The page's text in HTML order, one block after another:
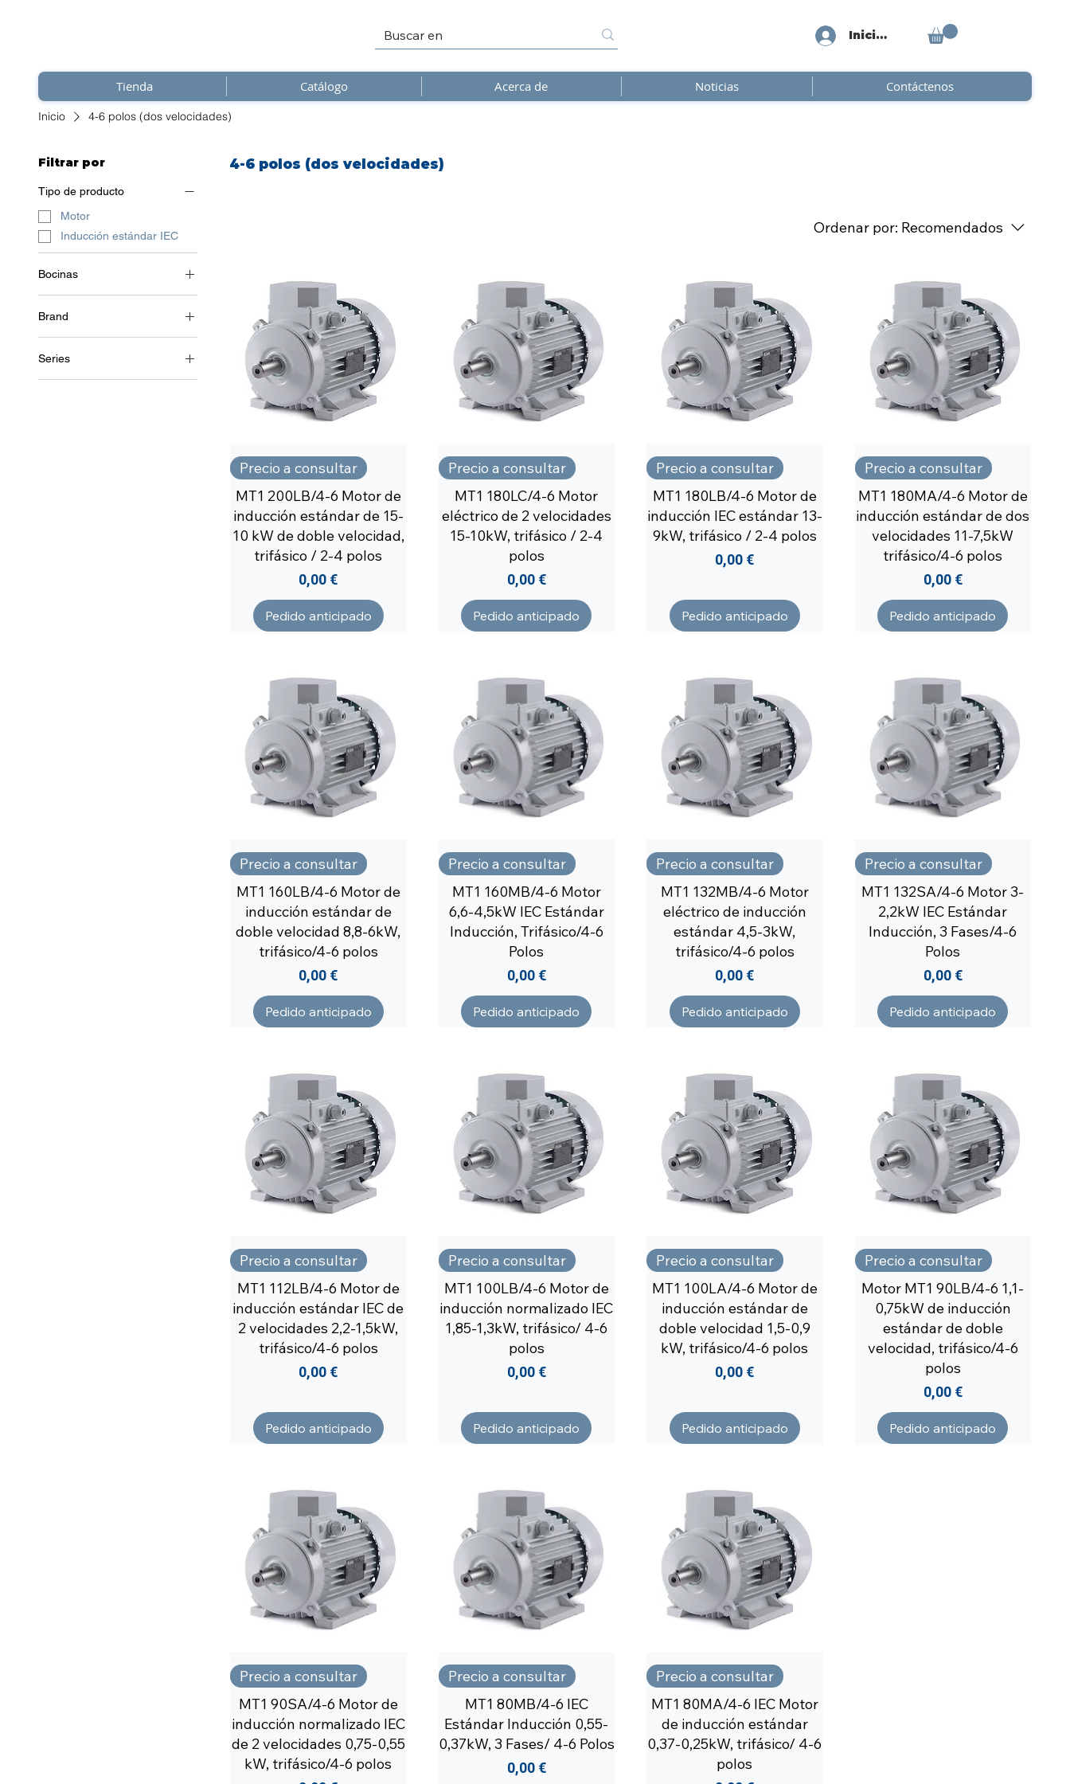
Iniciar sesión
Tienda Catálogo Acerca de Noticias Contáctenos
Inicio 4-6 polos (dos velocidades)
Filtrar por
Tipo de producto
Motor
Inducción estándar IEC
Bocinas
3~ (trifásico 400 V) / 50 Hz
Brand
Soga
Series
MT1/2
4-6 polos (dos velocidades)
Ordenar por: Recomendados
Precio a consultar
MT1 200LB/4-6 Motor de
inducción estándar de 15-
10 kW de doble velocidad,
trifásico / 2-4 polos
Precio
0,00 €
Pedido anticipado
Precio a consultar
MT1 180LC/4-6 Motor
eléctrico de 2 velocidades
15-10kW, trifásico / 2-4
polos
Precio
0,00 €
Pedido anticipado
Precio a consultar
MT1 180LB/4-6 Motor de
inducción IEC estándar 13-
9kW, trifásico / 2-4 polos
Precio
0,00 €
Pedido anticipado
Precio a consultar
MT1 180MA/4-6 Motor de
inducción estándar de dos
velocidades 11-7,5kW
trifásico/4-6 polos
Precio
0,00 €
Pedido anticipado
Precio a consultar
MT1 160LB/4-6 Motor de
inducción estándar de
doble velocidad 8,8-6kW,
trifásico/4-6 polos
Precio
0,00 €
Pedido anticipado
Precio a consultar
MT1 160MB/4-6 Motor
6,6-4,5kW IEC Estándar
Inducción, Trifásico/4-6
Polos
Precio
0,00 €
Pedido anticipado
Precio a consultar
MT1 132MB/4-6 Motor
eléctrico de inducción
estándar 4,5-3kW,
trifásico/4-6 polos
Precio
0,00 €
Pedido anticipado
Precio a consultar
MT1 132SA/4-6 Motor 3-
2,2kW IEC Estándar
Inducción, 3 Fases/4-6
Polos
Precio
0,00 €
Pedido anticipado
Precio a consultar
MT1 112LB/4-6 Motor de
inducción estándar IEC de
2 velocidades 2,2-1,5kW,
trifásico/4-6 polos
Precio
0,00 €
Pedido anticipado
Precio a consultar
MT1 100LB/4-6 Motor de
inducción normalizado IEC
1,85-1,3kW, trifásico/ 4-6
polos
Precio
0,00 €
Pedido anticipado
Precio a consultar
MT1 100LA/4-6 Motor de
inducción estándar de
doble velocidad 1,5-0,9
kW, trifásico/4-6 polos
Precio
0,00 €
Pedido anticipado
Precio a consultar
Motor MT1 90LB/4-6 1,1-
0,75kW de inducción
estándar de doble
velocidad, trifásico/4-6
polos
Precio
0,00 €
Pedido anticipado
Precio a consultar
MT1 90SA/4-6 Motor de
inducción normalizado IEC
de 2 velocidades 0,75-0,55
kW, trifásico/4-6 polos
Precio a consultar
MT1 80MB/4-6 IEC
Estándar Inducción 0,55-
0,37kW, 3 Fases/ 4-6 Polos
Precio
0,00 €
Precio a consultar
MT1 80MA/4-6 IEC Motor
de inducción estándar
0,37-0,25kW, trifásico/ 4-6
polos